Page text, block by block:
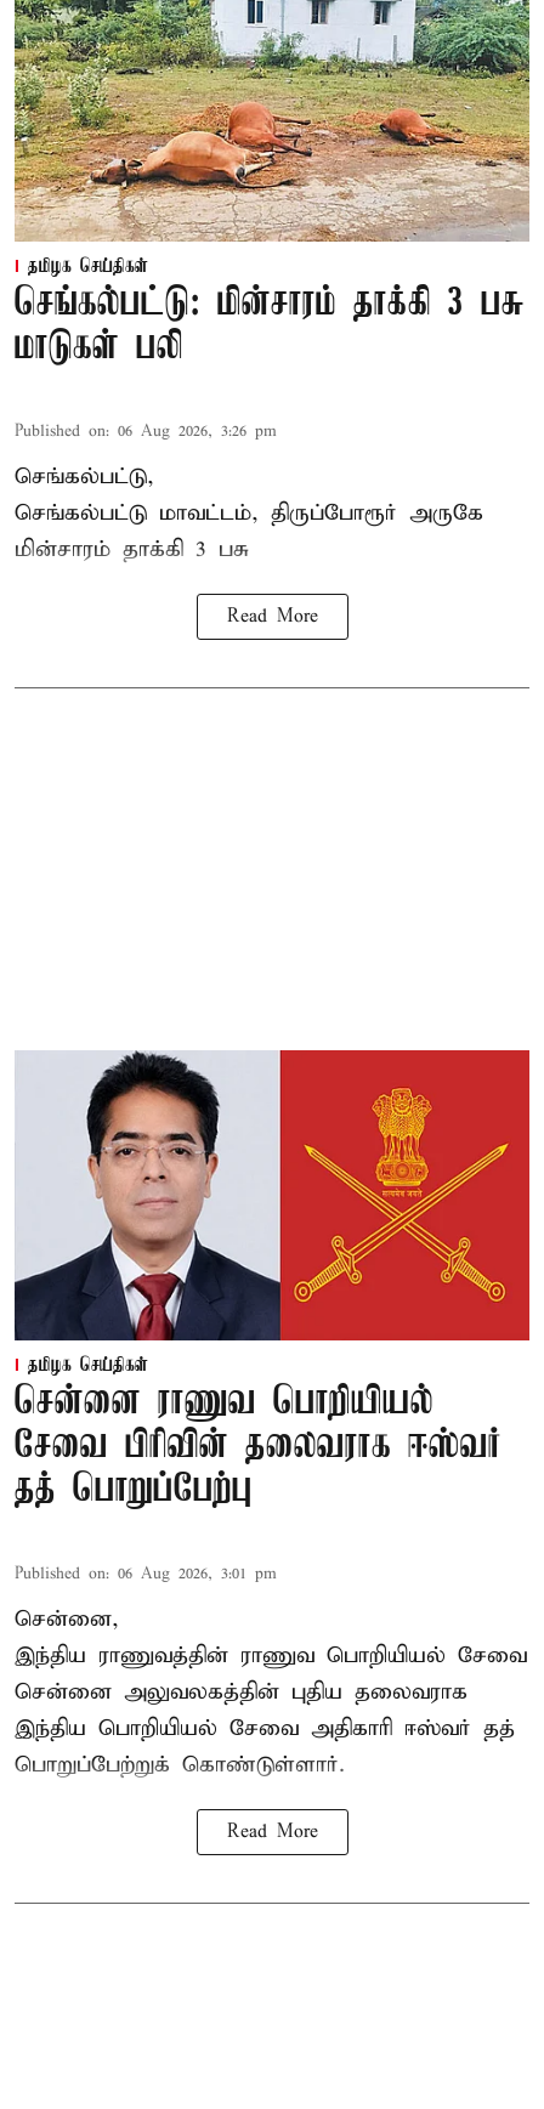
தமிழக செய்திகள்
செங்கல்பட்டு: மின்சாரம் தாக்கி 3 பசு
மாடுகள் பலி
Published on: 06 Aug 2026, 3:26 pm
செங்கல்பட்டு,
செங்கல்பட்டு மாவட்டம், திருப்போரூர் அருகே
மின்சாரம் தாக்கி 3 பசு
Read More
தமிழக செய்திகள்
சென்னை ராணுவ பொறியியல்
சேவை பிரிவின் தலைவராக ஈஸ்வர்
தத் பொறுப்பேற்பு
Published on: 06 Aug 2026, 3:01 pm
சென்னை,
இந்திய ராணுவத்தின் ராணுவ பொறியியல் சேவை
சென்னை அலுவலகத்தின் புதிய தலைவராக
இந்திய பொறியியல் சேவை அதிகாரி ஈஸ்வர் தத்
பொறுப்பேற்றுக் கொண்டுள்ளார்.
Read More